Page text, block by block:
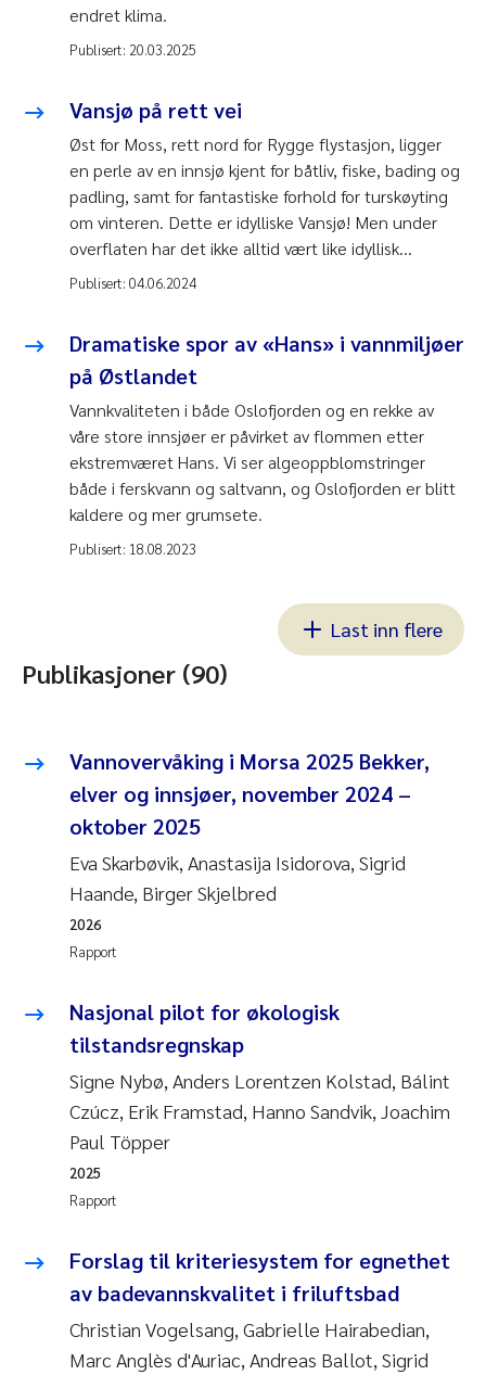
endret klima.
Publisert: 20.03.2025
Vansjø på rett vei
Øst for Moss, rett nord for Rygge flystasjon, ligger
en perle av en innsjø kjent for båtliv, fiske, bading og
padling, samt for fantastiske forhold for turskøyting
om vinteren. Dette er idylliske Vansjø! Men under
overflaten har det ikke alltid vært like idyllisk…
Publisert: 04.06.2024
Dramatiske spor av «Hans» i vannmiljøer
på Østlandet
Vannkvaliteten i både Oslofjorden og en rekke av
våre store innsjøer er påvirket av flommen etter
ekstremværet Hans. Vi ser algeoppblomstringer
både i ferskvann og saltvann, og Oslofjorden er blitt
kaldere og mer grumsete.
Publisert: 18.08.2023
Last inn flere
Publikasjoner (90)
Vannovervåking i Morsa 2025 Bekker,
elver og innsjøer, november 2024 –
oktober 2025
Eva Skarbøvik, Anastasija Isidorova, Sigrid
Haande, Birger Skjelbred
Rapport
2026
Nasjonal pilot for økologisk
tilstandsregnskap
Signe Nybø, Anders Lorentzen Kolstad, Bálint
Czúcz, Erik Framstad, Hanno Sandvik, Joachim
Paul Töpper
Rapport
2025
Forslag til kriteriesystem for egnethet
av badevannskvalitet i friluftsbad
Christian Vogelsang, Gabrielle Hairabedian,
Marc Anglès d'Auriac, Andreas Ballot, Sigrid